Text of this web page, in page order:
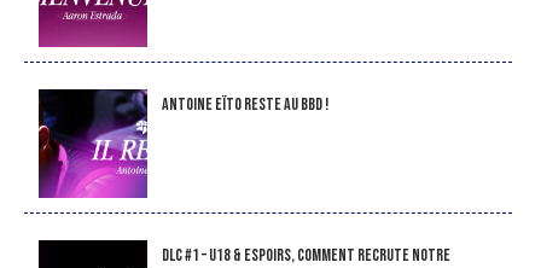
Antoine Eïto reste au BBD !
DLC #1 – U18 & Espoirs, comment recrute notre